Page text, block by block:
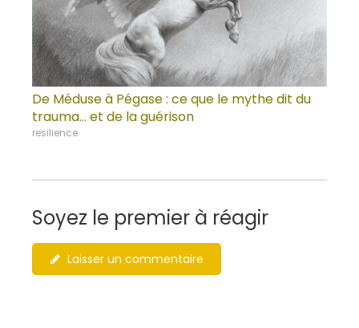
De Méduse à Pégase : ce que le mythe dit du
trauma… et de la guérison
resilience
Soyez le premier à réagir
Laisser un commentaire